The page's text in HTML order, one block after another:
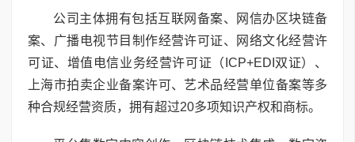
公司主体拥有包括互联网备案、网信办区块链备
案、广播电视节目制作经营许可证、网络文化经营许
可证、增值电信业务经营许可证（ICP+EDI双证）、
上海市拍卖企业备案许可、艺术品经营单位备案等多
种合规经营资质，拥有超过20多项知识产权和商标。